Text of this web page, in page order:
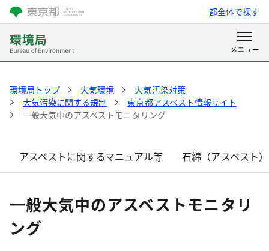
都全体で探す
環境局トップ 大気環境
大気汚染対策
大気汚染に関する規制
東京都アスベスト情報サイト
一般大気中のアスベストモニタリング
アスベストに関するマニュアル等 石綿（アスベスト
一般大気中のアスベストモニタリ
ング